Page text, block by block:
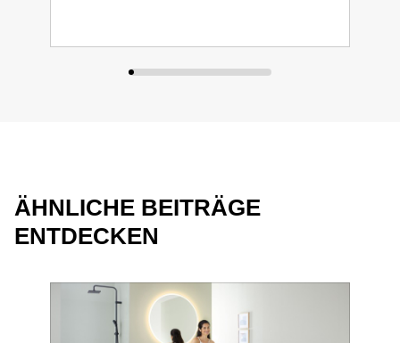
ÄHNLICHE BEITRÄGE
ENTDECKEN